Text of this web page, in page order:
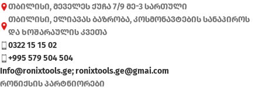
თბილისი, მეველეს ქუჩა 7/9 მე-3 სართული
თბილისი, ელიავას ბაზრობა, კოსმონავტების სანაპიროს
და ხოშარაულის კვეთა
0322 15 15 02
+995 579 504 504
Info@ronixtools.ge; ronixtools.ge@gmai.com
რონიქსის პარტნიორები